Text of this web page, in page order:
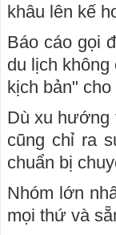
khâu lên kế
Báo cáo gọi
du lịch
kịch bản"
Dù xu hướng
cũng chỉ ra
chuẩn bị
Nhóm lớn
mọi thứ và